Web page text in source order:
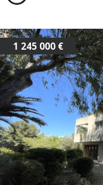
1 245 000 €